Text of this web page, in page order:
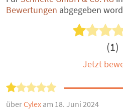
Bewertungen abgegeben
(1)
Jetzt
überCylex am 18. Juni 2024